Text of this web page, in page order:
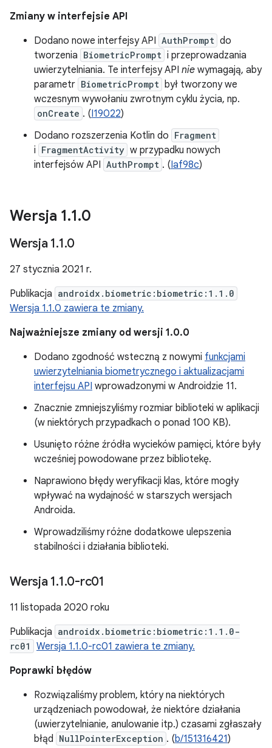
Zmiany w interfejsie API
Dodano nowe interfejsy API AuthPrompt do
tworzenia BiometricPrompt i przeprowadzania
uwierzytelniania. Te interfejsy API nie wymagają, aby
parametr BiometricPrompt był tworzony we
wczesnym wywołaniu zwrotnym cyklu życia, np.
onCreate . (I19022)
Dodano rozszerzenia Kotlin do Fragment
i FragmentActivity w przypadku nowych
interfejsów API AuthPrompt . (Iaf98c)
Wersja 1.1.0
Wersja 1.1.0
27 stycznia 2021 r.
Publikacja androidx.biometric:biometric:1.1.0
Wersja 1.1.0 zawiera te zmiany.
Najważniejsze zmiany od wersji 1.0.0
Dodano zgodność wsteczną z nowymi funkcjami
uwierzytelniania biometrycznego i aktualizacjami
interfejsu API wprowadzonymi w Androidzie 11.
Znacznie zmniejszyliśmy rozmiar biblioteki w aplikacji
(w niektórych przypadkach o ponad 100 KB).
Usunięto różne źródła wycieków pamięci, które były
wcześniej powodowane przez bibliotekę.
Naprawiono błędy weryfikacji klas, które mogły
wpływać na wydajność w starszych wersjach
Androida.
Wprowadziliśmy różne dodatkowe ulepszenia
stabilności i działania biblioteki.
Wersja 1.1.0-rc01
11 listopada 2020 roku
Publikacja androidx.biometric:biometric:1.1.0-
rc01
Wersja 1.1.0-rc01 zawiera te zmiany.
Poprawki błędów
Rozwiązaliśmy problem, który na niektórych
urządzeniach powodował, że niektóre działania
(uwierzytelnianie, anulowanie itp.) czasami zgłaszały
błąd NullPointerException . (b/151316421)